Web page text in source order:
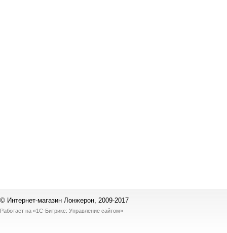
© Интернет-магазин Лонжерон, 2009-2017
Работает на «1С-Битрикс: Управление сайтом»